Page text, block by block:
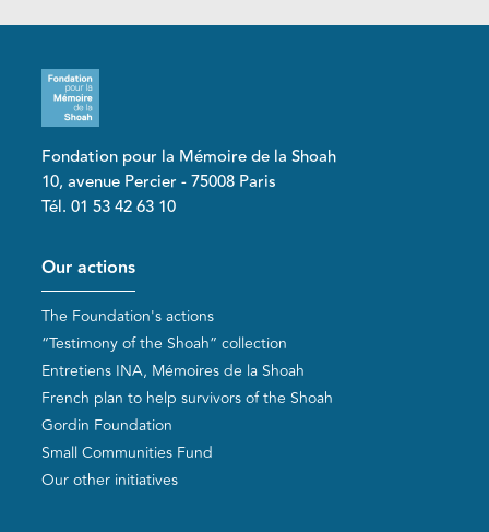
Fondation pour la Mémoire de la Shoah
10, avenue Percier - 75008 Paris
Tél. 01 53 42 63 10
Pied de page
Our actions
The Foundation's actions
“Testimony of the Shoah” collection
Entretiens INA, Mémoires de la Shoah
French plan to help survivors of the Shoah
Gordin Foundation
Small Communities Fund
Our other initiatives